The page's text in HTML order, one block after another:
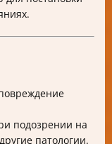
подозрении на
патологии.